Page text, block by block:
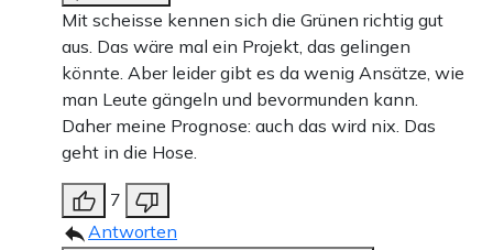
Mit scheisse kennen sich die Grünen richtig gut
aus. Das wäre mal ein Projekt, das gelingen
könnte. Aber leider gibt es da wenig Ansätze, wie
man Leute gängeln und bevormunden kann.
Daher meine Prognose: auch das wird nix. Das
geht in die Hose.
7
Antworten